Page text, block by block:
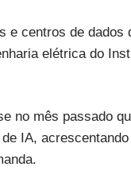
e centros de
elétrica do
no mês passado
IA,